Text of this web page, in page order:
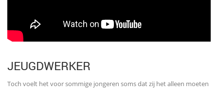
JEUGDWERKER
Toch voelt het voor sommige jongeren soms dat zij het alleen moeten